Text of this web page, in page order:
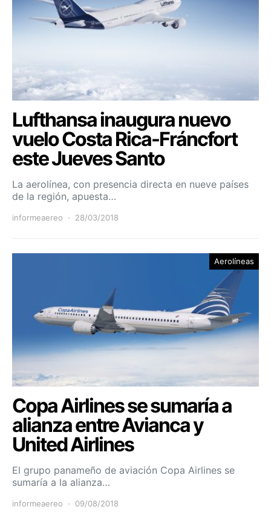
Lufthansa inaugura nuevo
vuelo Costa Rica-Fráncfort
este Jueves Santo
La aerolínea, con presencia directa en nueve países
de la región, apuesta…
informeaereo 28/03/2018
Aerolíneas
Copa Airlines se sumaría a
alianza entre Avianca y
United Airlines
El grupo panameño de aviación Copa Airlines se
sumaría a la alianza…
informeaereo 09/08/2018